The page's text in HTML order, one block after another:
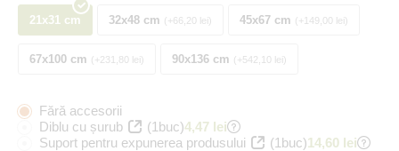
21x31 cm 32x48 cm +66,20 lei 45x67 cm +149,00 lei
67x100 cm +231,80 lei 90x136 cm +542,10 lei
Fără accesorii
Diblu cu șurub
(1buc)4,47 lei
Suport pentru expunerea produsului
(1buc)14,60 lei